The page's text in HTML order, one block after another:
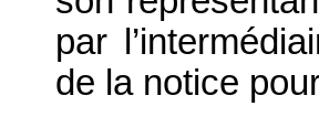
par
de la notice